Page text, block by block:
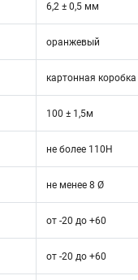
6,2 ± 0,5 мм
оранжевый
картонная коробка
100 ± 1,5м
не более 110Н
не менее 8 Ø
от -20 до +60
от -20 до +60